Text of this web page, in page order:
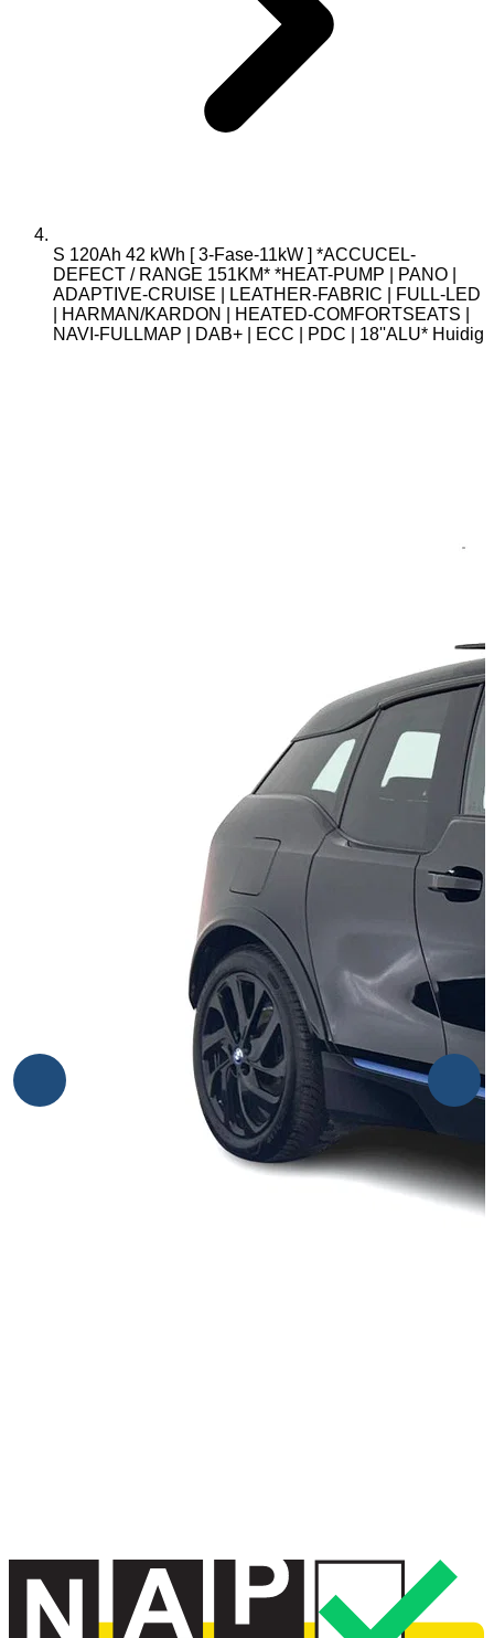
S 120Ah 42 kWh [ 3-Fase-11kW ] *ACCUCEL-
DEFECT / RANGE 151KM* *HEAT-PUMP | PANO |
ADAPTIVE-CRUISE | LEATHER-FABRIC | FULL-LED
| HARMAN/KARDON | HEATED-COMFORTSEATS |
NAVI-FULLMAP | DAB+ | ECC | PDC | 18''ALU* Huidig